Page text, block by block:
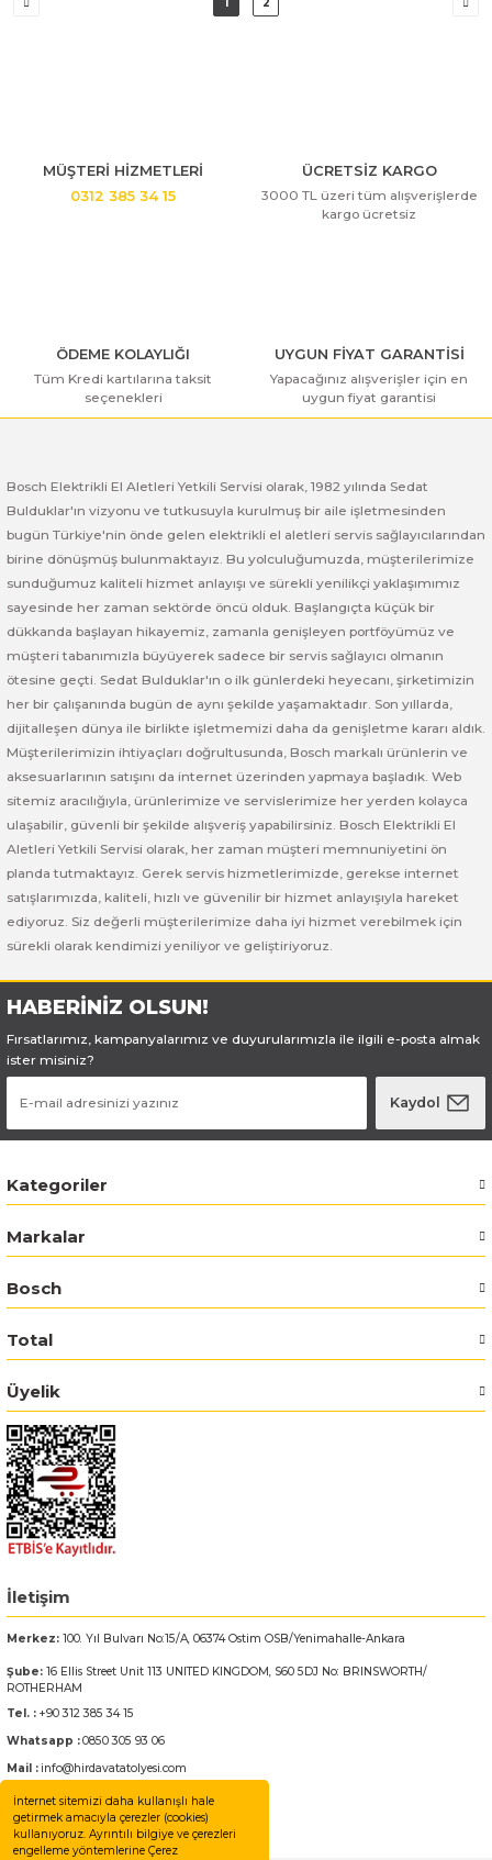
İnternet sitemizi daha kullanışlı hale
getirmek amacıyla çerezler (cookies)
kullanıyoruz. Ayrıntılı bilgiye ve çerezleri
engelleme yöntemlerine Çerez
1 2
MÜŞTERİ HİZMETLERİ
0312 385 34 15
ÜCRETSİZ KARGO
3000 TL üzeri tüm alışverişlerde
kargo ücretsiz
ÖDEME KOLAYLIĞI
Tüm Kredi kartılarına taksit
seçenekleri
UYGUN FİYAT GARANTİSİ
Yapacağınız alışverişler için en
uygun fiyat garantisi
Bosch Elektrikli El Aletleri Yetkili Servisi olarak, 1982 yılında Sedat
Bulduklar'ın vizyonu ve tutkusuyla kurulmuş bir aile işletmesinden
bugün Türkiye'nin önde gelen elektrikli el aletleri servis sağlayıcılarından
birine dönüşmüş bulunmaktayız. Bu yolculuğumuzda, müşterilerimize
sunduğumuz kaliteli hizmet anlayışı ve sürekli yenilikçi yaklaşımımız
sayesinde her zaman sektörde öncü olduk. Başlangıçta küçük bir
dükkanda başlayan hikayemiz, zamanla genişleyen portföyümüz ve
müşteri tabanımızla büyüyerek sadece bir servis sağlayıcı olmanın
ötesine geçti. Sedat Bulduklar'ın o ilk günlerdeki heyecanı, şirketimizin
her bir çalışanında bugün de aynı şekilde yaşamaktadır. Son yıllarda,
dijitalleşen dünya ile birlikte işletmemizi daha da genişletme kararı aldık.
Müşterilerimizin ihtiyaçları doğrultusunda, Bosch markalı ürünlerin ve
aksesuarlarının satışını da internet üzerinden yapmaya başladık. Web
sitemiz aracılığıyla, ürünlerimize ve servislerimize her yerden kolayca
ulaşabilir, güvenli bir şekilde alışveriş yapabilirsiniz. Bosch Elektrikli El
Aletleri Yetkili Servisi olarak, her zaman müşteri memnuniyetini ön
planda tutmaktayız. Gerek servis hizmetlerimizde, gerekse internet
satışlarımızda, kaliteli, hızlı ve güvenilir bir hizmet anlayışıyla hareket
ediyoruz. Siz değerli müşterilerimize daha iyi hizmet verebilmek için
sürekli olarak kendimizi yeniliyor ve geliştiriyoruz.
HABERİNİZ OLSUN!
Fırsatlarımız, kampanyalarımız ve duyurularımızla ile ilgili e-posta almak
ister misiniz?
Kaydol
Kategoriler
Markalar
Bosch
Total
Üyelik
İletişim
Merkez: 100. Yıl Bulvarı No:15/A, 06374 Ostim OSB/Yenimahalle-Ankara
Şube: 16 Ellis Street Unit 113 UNITED KINGDOM, S60 5DJ No: BRINSWORTH/
ROTHERHAM
Tel. : +90 312 385 34 15
Whatsapp :0850 305 93 06
Mail : info@hirdavatatolyesi.com